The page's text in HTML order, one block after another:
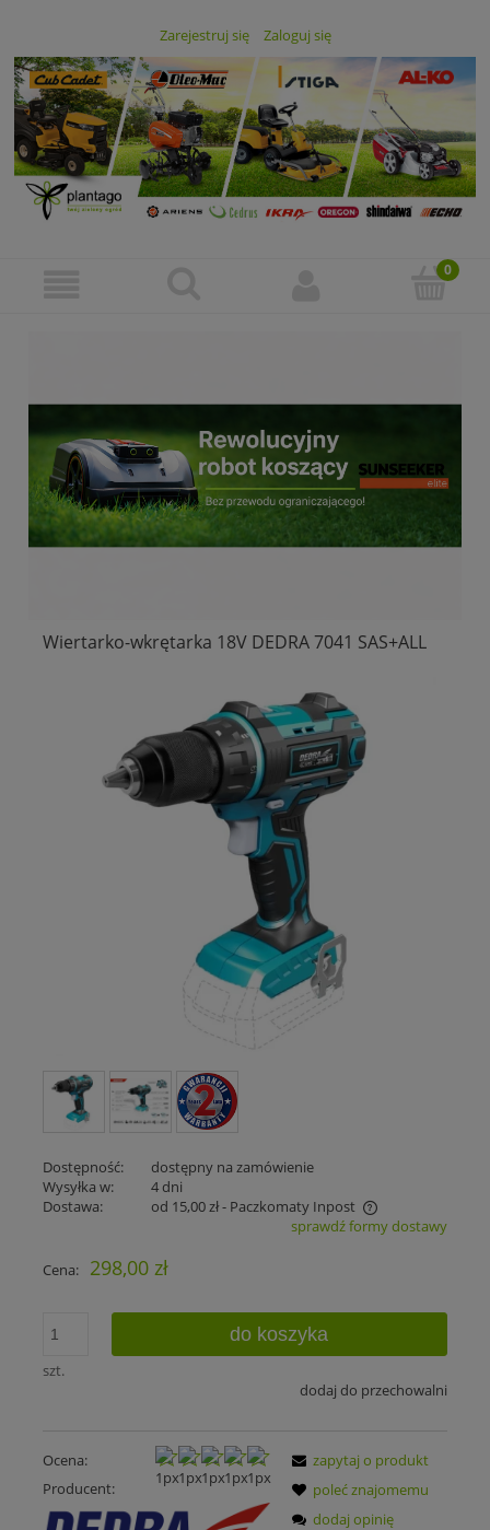
Zarejestruj się Zaloguj się
Wiertarko-wkrętarka 18V DEDRA 7041 SAS+ALL
Dostępność:
dostępny na zamówienie
Wysyłka w:
4 dni
Dostawa:
od 15,00 zł- Paczkomaty Inpost
Cena nie zawiera ewentualnych kosztów płatności
sprawdź formy dostawy
Cena: 298,00 zł
szt.
do koszyka
dodaj do przechowalni
Ocena:
Producent:
zapytaj o produkt
poleć znajomemu
dodaj opinię